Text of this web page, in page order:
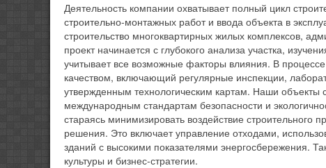
Деятельность компании охватывает полный цикл
строительно-монтажных работ и ввода объекта в
строительство многоквартирных жилых комплексов,
проект начинается с глубокого анализа участка,
учитывает все возможные факторы влияния. В
качеством, включающий регулярные инспекции,
утвержденным технологическим картам. Наши объекты
международным стандартам безопасности и
стараясь минимизировать воздействие
решения. Это включает управление отходами,
зданий с высокими показателями энергосбережения.
культуры и бизнес-стратегии.